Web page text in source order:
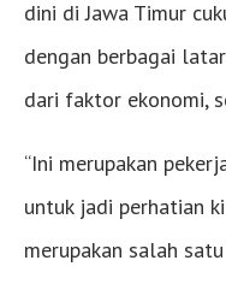
dini di Jawa Timur
dengan berbagai
dari faktor ekonomi,
“Ini merupakan
untuk jadi perhatian
merupakan salah